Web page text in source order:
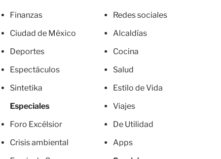
Finanzas
Ciudad de México
Deportes
Espectáculos
Sintetika
Especiales
Foro Excélsior
Crisis ambiental
Redes sociales
Alcaldías
Cocina
Salud
Estilo de Vida
Viajes
De Utilidad
Apps